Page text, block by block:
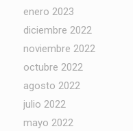
enero 2023
diciembre 2022
noviembre 2022
octubre 2022
agosto 2022
julio 2022
mayo 2022